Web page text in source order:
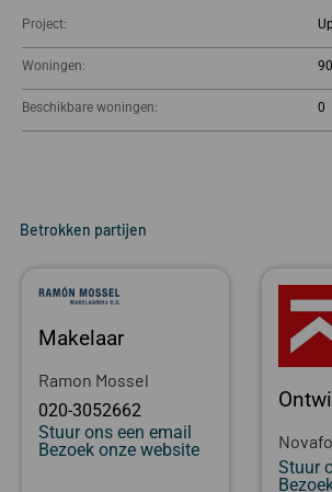
Project:
Woningen: 90
Beschikbare woningen: 0
Betrokken partijen
Makelaar
Ramon Mossel
020-3052662
Stuur ons een email
Bezoek onze website
Stuur